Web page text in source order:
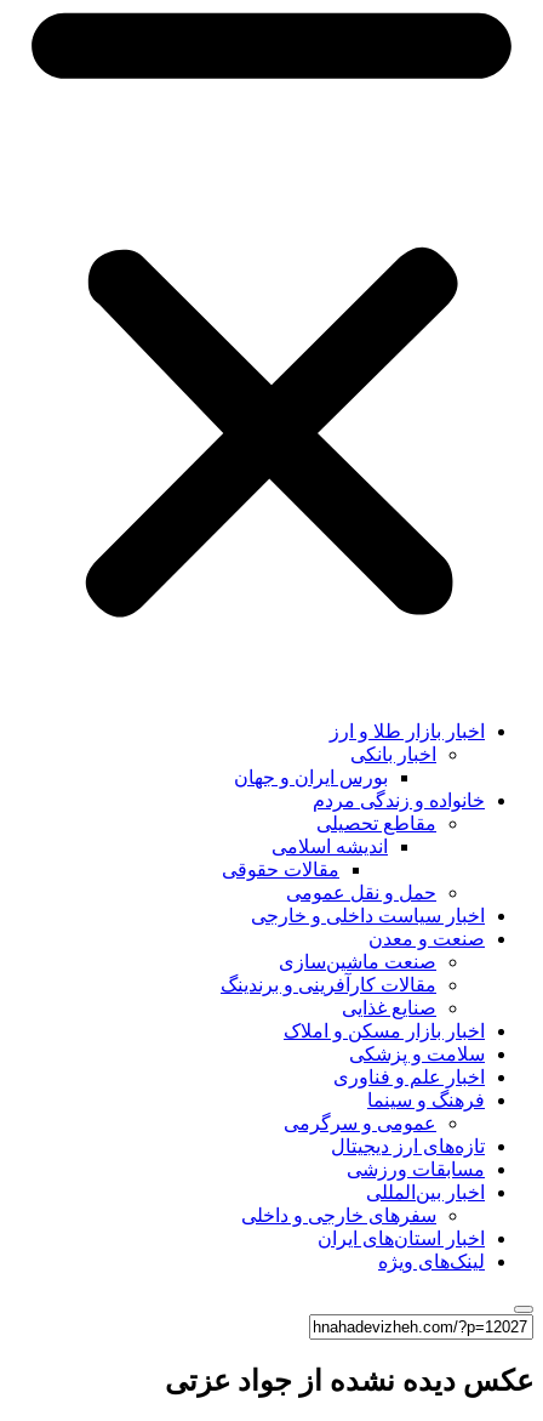
اخبار بازار طلا و ارز
اخبار بانکی
بورس ایران و جهان
خانواده و زندگی مردم
مقاطع تحصیلی
اندیشه اسلامی
مقالات حقوقی
حمل و نقل عمومی
اخبار سیاست داخلی و خارجی
صنعت و معدن
صنعت ماشین‌سازی
مقالات کارآفرینی و برندینگ
صنایع غذایی
اخبار بازار مسکن و املاک
سلامت و پزشکی
اخبار علم و فناوری
فرهنگ و سینما
عمومی و سرگرمی
تازه‌های ارز دیجیتال
مسابقات ورزشی
اخبار بین‌المللی
سفرهای خارجی و داخلی
اخبار استان‌های ایران
لینک‌های ویژه
عکس دیده نشده از جواد عزتی